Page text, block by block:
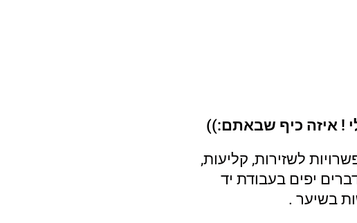
! איזה כיף שבאתם:))
לשזירות, קליעות,
יפים בעבודת יד
בשיער .